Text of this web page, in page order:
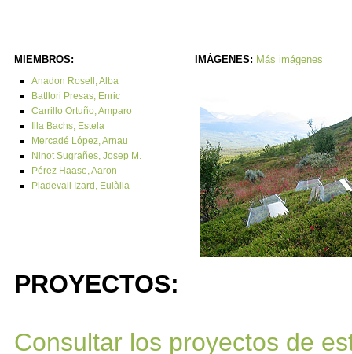
MIEMBROS:
Anadon Rosell, Alba
Batllori Presas, Enric
Carrillo Ortuño, Amparo
Illa Bachs, Estela
Mercadé López, Arnau
Ninot Sugrañes, Josep M.
Pérez Haase, Aaron
Pladevall Izard, Eulàlia
IMÁGENES: Más imágenes
PROYECTOS:
Consultar los proyectos de